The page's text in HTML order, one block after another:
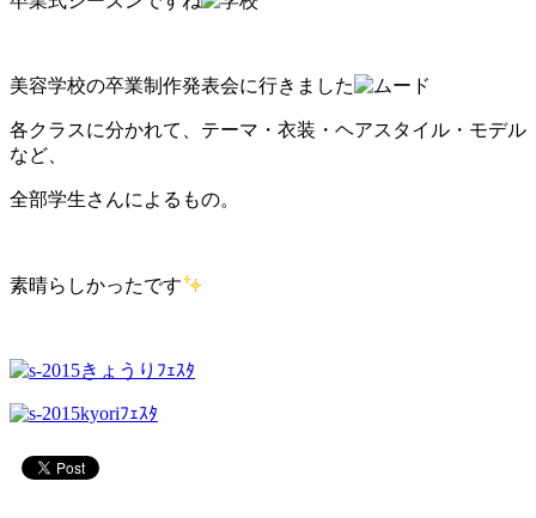
美容学校の卒業制作発表会に行きました
各クラスに分かれて、テーマ・衣装・ヘアスタイル・モデル
など、
全部学生さんによるもの。
素晴らしかったです